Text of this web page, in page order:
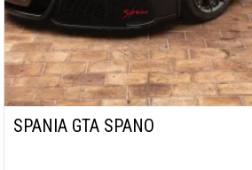
SPANIA GTA SPANO